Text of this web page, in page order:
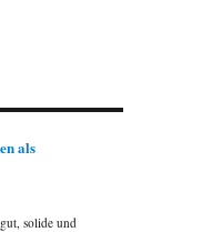
als
solide und